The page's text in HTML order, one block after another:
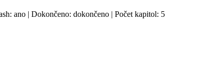
ano | Dokončeno: dokončeno | Počet kapitol: 5